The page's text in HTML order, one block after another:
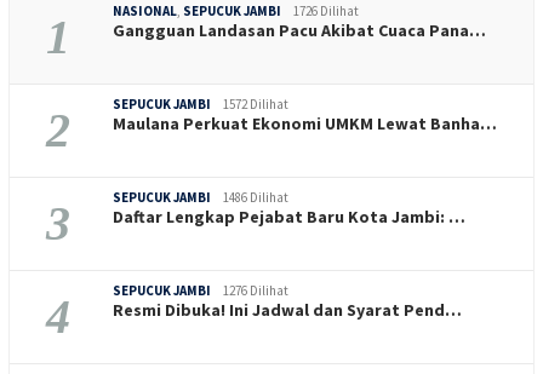
1 NASIONAL SEPUCUK JAMBI 1726 Dilihat
Gangguan Landasan Pacu Akibat Cuaca Pana…
2 SEPUCUK JAMBI 1572 Dilihat
Maulana Perkuat Ekonomi UMKM Lewat Banha…
3 SEPUCUK JAMBI 1486 Dilihat
Daftar Lengkap Pejabat Baru Kota Jambi: …
4 SEPUCUK JAMBI 1276 Dilihat
Resmi Dibuka! Ini Jadwal dan Syarat Pend…